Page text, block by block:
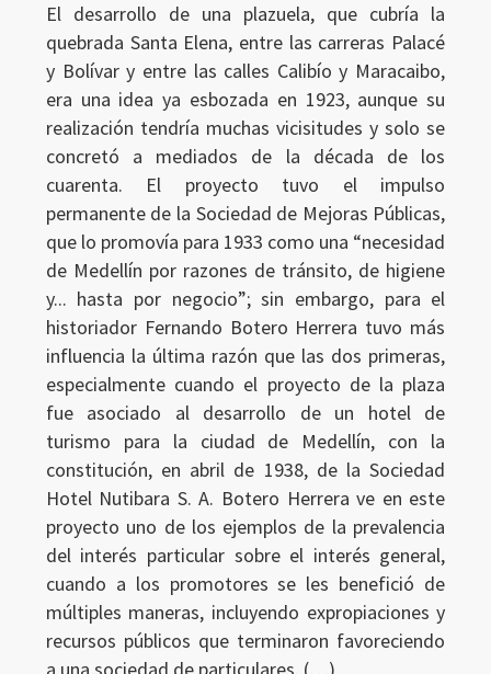
El desarrollo de una plazuela, que cubría la
quebrada Santa Elena, entre las carreras Palacé
y Bolívar y entre las calles Calibío y Maracaibo,
era una idea ya esbozada en 1923, aunque su
realización tendría muchas vicisitudes y solo se
concretó a mediados de la década de los
cuarenta. El proyecto tuvo el impulso
permanente de la Sociedad de Mejoras Públicas,
que lo promovía para 1933 como una “necesidad
de Medellín por razones de tránsito, de higiene
y... hasta por negocio”; sin embargo, para el
historiador Fernando Botero Herrera tuvo más
influencia la última razón que las dos primeras,
especialmente cuando el proyecto de la plaza
fue asociado al desarrollo de un hotel de
turismo para la ciudad de Medellín, con la
constitución, en abril de 1938, de la Sociedad
Hotel Nutibara S. A. Botero Herrera ve en este
proyecto uno de los ejemplos de la prevalencia
del interés particular sobre el interés general,
cuando a los promotores se les benefició de
múltiples maneras, incluyendo expropiaciones y
recursos públicos que terminaron favoreciendo